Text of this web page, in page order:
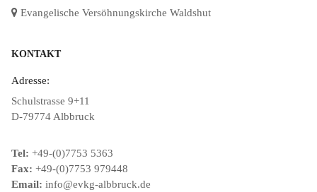
Evangelische Versöhnungskirche Waldshut
KONTAKT
Adresse:
Schulstrasse 9+11
D-79774 Albbruck
Tel: +49-(0)7753 5363
Fax: +49-(0)7753 979448
Email: info@evkg-albbruck.de